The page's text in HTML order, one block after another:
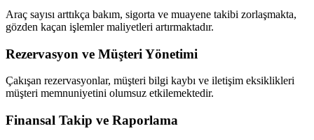
Araç sayısı arttıkça bakım, sigorta ve muayene takibi zorlaşmakta,
gözden kaçan işlemler maliyetleri artırmaktadır.
Rezervasyon ve Müşteri Yönetimi
Çakışan rezervasyonlar, müşteri bilgi kaybı ve iletişim eksiklikleri
müşteri memnuniyetini olumsuz etkilemektedir.
Finansal Takip ve Raporlama